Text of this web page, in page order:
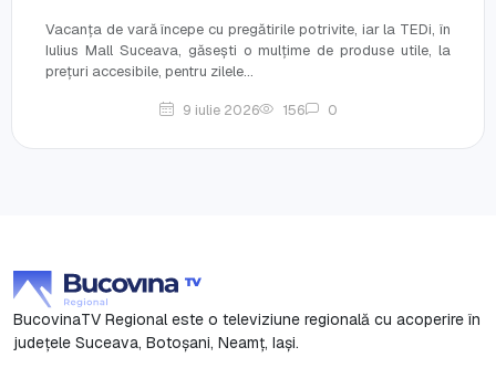
Vacanța de vară începe cu pregătirile potrivite, iar la TEDi, în
Iulius Mall Suceava, găsești o mulțime de produse utile, la
prețuri accesibile, pentru zilele...
9 iulie 2026 156 0
BucovinaTV Regional este o televiziune regională cu acoperire în
județele Suceava, Botoşani, Neamț, Iași.